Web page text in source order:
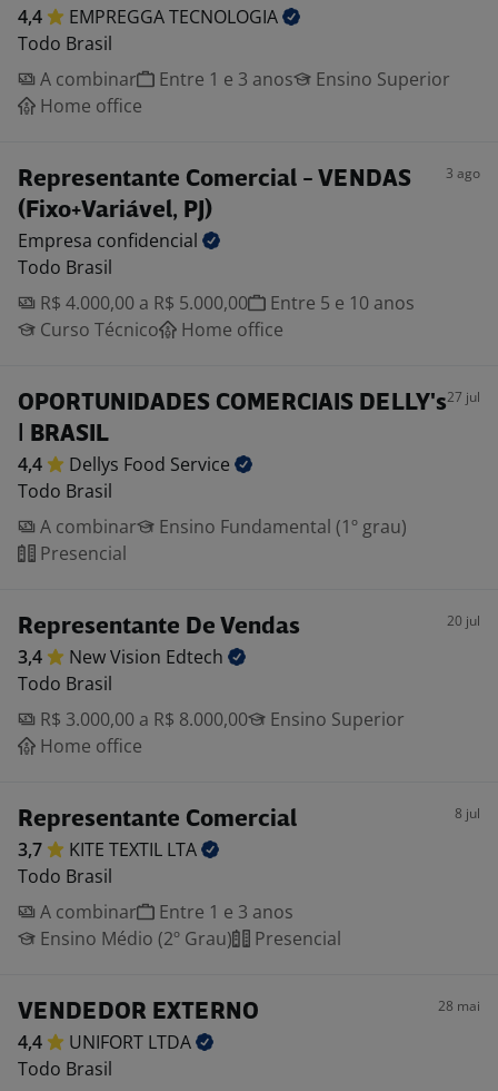
4,4 EMPREGGATECNOLOGIA
Todo Brasil
A combinar
Entre 1 e 3 anos
Ensino Superior
Home office
Representante Comercial - VENDAS
(Fixo+Variável, PJ)
3 ago
Empresa confidencial
Todo Brasil
R$ 4.000,00 a R$ 5.000,00
Entre 5 e 10 anos
Curso Técnico
Home office
OPORTUNIDADES COMERCIAIS DELLY's
| BRASIL
27 jul
4,4 Dellys Food Service
Todo Brasil
A combinar
Ensino Fundamental (1º grau)
Presencial
Representante De Vendas 20 jul
3,4 New Vision Edtech
Todo Brasil
R$ 3.000,00 a R$ 8.000,00
Ensino Superior
Home office
Representante Comercial 8 jul
3,7 KITE TEXTIL LTA
Todo Brasil
A combinar
Entre 1 e 3 anos
Ensino Médio (2º Grau)
Presencial
VENDEDOR EXTERNO 28 mai
4,4 UNIFORT LTDA
Todo Brasil